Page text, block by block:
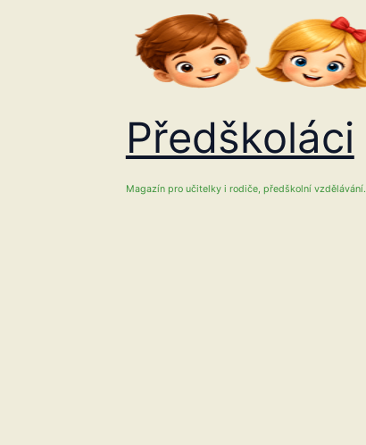
Předškoláci
Magazín pro učitelky i rodiče, předškolní vzdělávání.